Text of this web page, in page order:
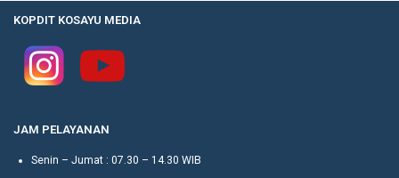
KOPDIT KOSAYU MEDIA
JAM PELAYANAN
Senin – Jumat : 07.30 – 14.30 WIB